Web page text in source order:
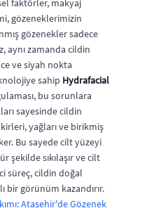
faktörler, makyaj
gözeneklerimizin
gözenekler sadece
aynı zamanda cildin
ve siyah nokta
sahip Hydrafacial
bu sorunlara
sayesinde cildin
yağları ve birikmiş
Bu sayede cilt yüzeyi
şekilde sıkılaşır ve cilt
süreç, cildin doğal
bir görünüm kazandırır.
Ataşehir'de Gözenek